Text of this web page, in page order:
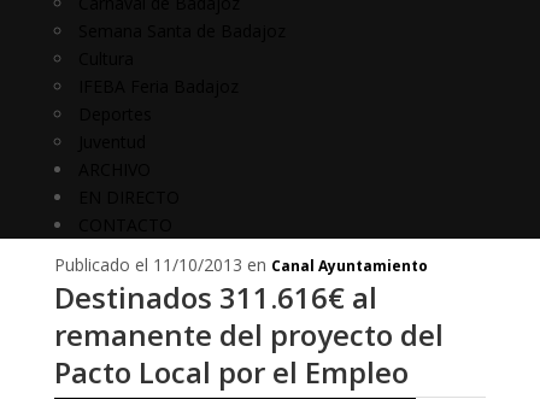
Publicado el 11/10/2013 en Canal Ayuntamiento
Destinados 311.616€ al
remanente del proyecto del
Pacto Local por el Empleo